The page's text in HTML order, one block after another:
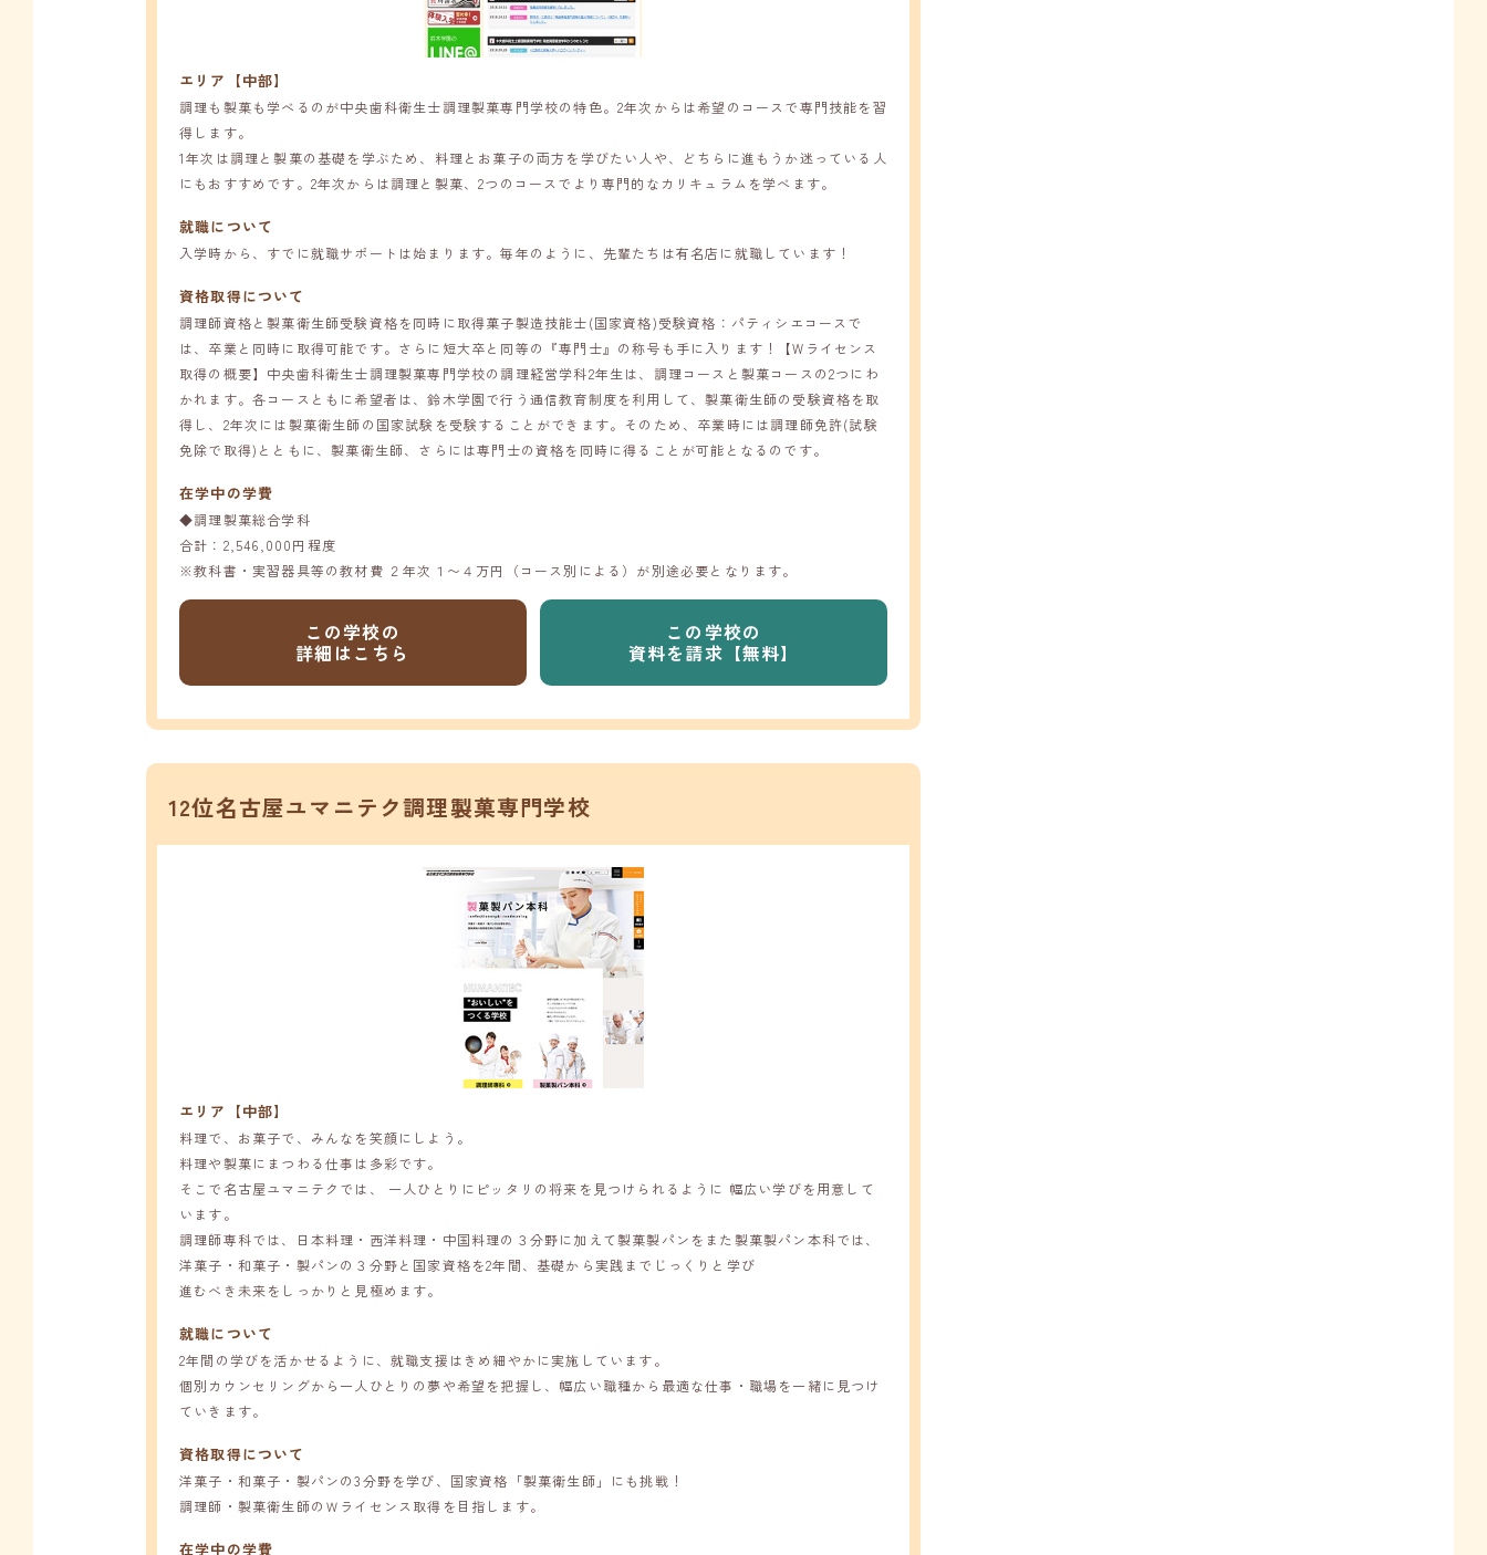
エリア【中部】
調理も製菓も学べるのが中央歯科衛生士調理製菓専門学校の特色。2年次からは希望のコースで専門技能を習
得します。
1年次は調理と製菓の基礎を学ぶため、料理とお菓子の両方を学びたい人や、どちらに進もうか迷っている人
にもおすすめです。2年次からは調理と製菓、2つのコースでより専門的なカリキュラムを学べます。
就職について
入学時から、すでに就職サポートは始まります。毎年のように、先輩たちは有名店に就職しています！
資格取得について
調理師資格と製菓衛生師受験資格を同時に取得菓子製造技能士(国家資格)受験資格：パティシエコースで
は、卒業と同時に取得可能です。さらに短大卒と同等の『専門士』の称号も手に入ります！【Wライセンス
取得の概要】中央歯科衛生士調理製菓専門学校の調理経営学科2年生は、調理コースと製菓コースの2つにわ
かれます。各コースともに希望者は、鈴木学園で行う通信教育制度を利用して、製菓衛生師の受験資格を取
得し、2年次には製菓衛生師の国家試験を受験することができます。そのため、卒業時には調理師免許(試験
免除で取得)とともに、製菓衛生師、さらには専門士の資格を同時に得ることが可能となるのです。
在学中の学費
◆調理製菓総合学科
合計：2,546,000円程度
※教科書・実習器具等の教材費 ２年次１〜４万円（コース別による）が別途必要となります。
この学校の
詳細はこちら
この学校の
資料を請求【無料】
12位名古屋ユマニテク調理製菓専門学校
エリア【中部】
料理で、お菓子で、みんなを笑顔にしよう。
料理や製菓にまつわる仕事は多彩です。
そこで名古屋ユマニテクでは、 一人ひとりにピッタリの将来を見つけられるように 幅広い学びを用意して
います。
調理師専科では、日本料理・西洋料理・中国料理の３分野に加えて製菓製パンをまた製菓製パン本科では、
洋菓子・和菓子・製パンの３分野と国家資格を2年間、基礎から実践までじっくりと学び
進むべき未来をしっかりと見極めます。
就職について
2年間の学びを活かせるように、就職支援はきめ細やかに実施しています。
個別カウンセリングから一人ひとりの夢や希望を把握し、幅広い職種から最適な仕事・職場を一緒に見つけ
ていきます。
資格取得について
洋菓子・和菓子・製パンの3分野を学び、国家資格「製菓衛生師」にも挑戦！
調理師・製菓衛生師のＷライセンス取得を目指します。
在学中の学費